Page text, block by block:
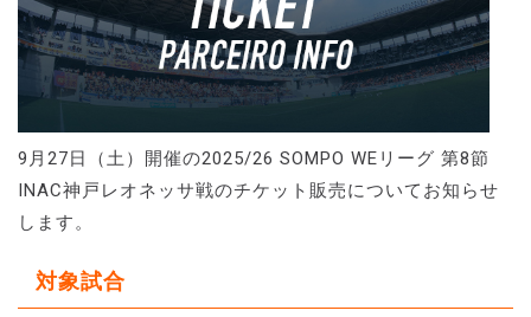
9月27日（土）開催の2025/26 SOMPO WEリーグ 第8節
INAC神戸レオネッサ戦のチケット販売についてお知らせ
します。
対象試合